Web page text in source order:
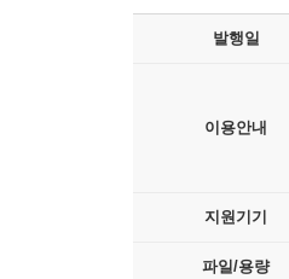
발행일
이용안내
지원기기
파일/용량